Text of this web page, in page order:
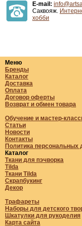
E-mail:
Саквояж.
хобби
Меню
Бренды
Каталог
Доставка
Оплата
Договор оферты
Возврат и обмен товара
Обучение и мастер-
Статьи
Новости
Контакты
Политика персональных
Каталог
Ткани для пэчворка
Tilda
Ткани Tilda
Скрапбукинг
Декор
Трафареты
Наборы для детского
Шкатулки для рукоделия
Карта сайта